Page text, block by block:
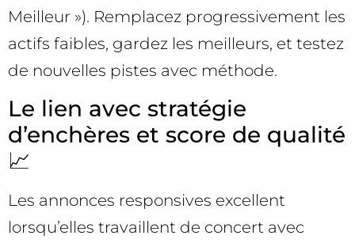
Meilleur »). Remplacez progressivement les
actifs faibles, gardez les meilleurs, et testez
de nouvelles pistes avec méthode.
Le lien avec stratégie
d’enchères et score de qualité
📈
Les annonces responsives excellent
lorsqu’elles travaillent de concert avec